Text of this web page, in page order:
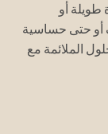
طويلة أو
أو حتى حساسية
الملائمة مع